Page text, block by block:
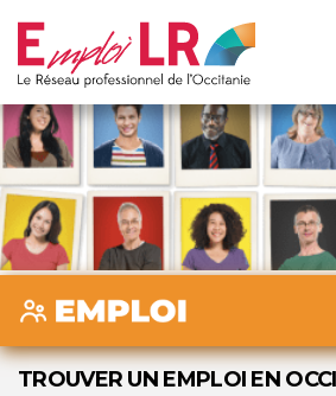
TROUVER UN EMPLOI EN